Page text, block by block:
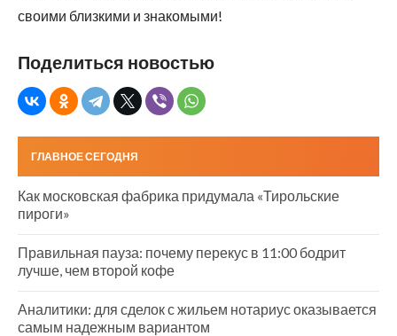
своими близкими и знакомыми!
Поделиться новостью
ГЛАВНОЕ СЕГОДНЯ
Как московская фабрика придумала «Тирольские
пироги»
Правильная пауза: почему перекус в 11:00 бодрит
лучше, чем второй кофе
Аналитики: для сделок с жильем нотариус оказывается
самым надежным вариантом